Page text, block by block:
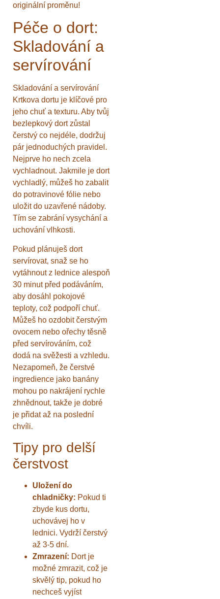
originální proměnu!
Péče o dort:
Skladování a
servírování
Skladování a servírování
Krtkova dortu je klíčové pro
jeho chuť a texturu. Aby tvůj
bezlepkový dort zůstal
čerstvý co nejdéle, dodržuj
pár jednoduchých pravidel.
Nejprve ho nech zcela
vychladnout. Jakmile je dort
vychladlý, můžeš ho zabalit
do potravinové fólie nebo
uložit do uzavřené nádoby.
Tím se zabrání vysychání a
uchování vlhkosti.
Pokud plánuješ dort
servírovat, snaž se ho
vytáhnout z lednice alespoň
30 minut před podáváním,
aby dosáhl pokojové
teploty, což podpoří chuť.
Můžeš ho ozdobit čerstvým
ovocem nebo ořechy těsně
před servírováním, což
dodá na svěžesti a vzhledu.
Nezapomeň, že čerstvé
ingredience jako banány
mohou po nakrájení rychle
zhnědnout, takže je dobré
je přidat až na poslední
chvíli.
Tipy pro delší
čerstvost
Uložení do
chladničky: Pokud ti
zbyde kus dortu,
uchovávej ho v
lednici. Vydrží čerstvý
až 3-5 dní.
Zmrazení: Dort je
možné zmrazit, což je
skvělý tip, pokud ho
nechceš vyjíst